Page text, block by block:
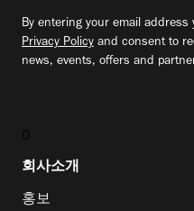
By entering your email address
Privacy Policy and consent to
news, events, offers and
0
회사소개
홍보